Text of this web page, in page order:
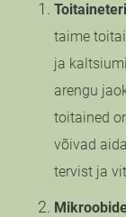
taime
ja
arengu
toitained
võivad
tervist ja